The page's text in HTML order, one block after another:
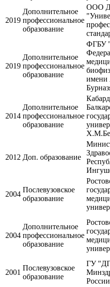
2019
Дополнительное
профессиональное
образование
ООО
2019
Дополнительное
профессиональное
образование
ФГБУ
2014
Дополнительное
профессиональное
образование
2012 Доп. образование
2004
Послевузовское
образование
2004
Дополнительное
профессиональное
образование
2001
Послевузовское
образование
ГУ
России